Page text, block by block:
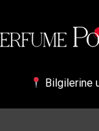
Bilgilerine